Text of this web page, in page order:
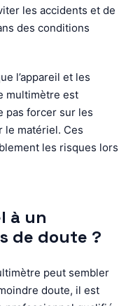
les accidents et de
des conditions
l’appareil et les
multimètre est
pas forcer sur les
le matériel. Ces
les risques lors
à un
de doute ?
peut sembler
doute, il est